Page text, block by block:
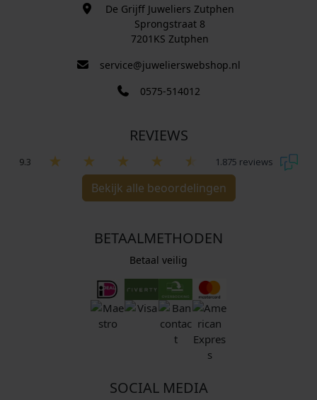
De Grijff Juweliers Zutphen
Sprongstraat 8
7201KS Zutphen
service@juwelierswebshop.nl
0575-514012
REVIEWS
9.3 1.875 reviews
Bekijk alle beoordelingen
BETAALMETHODEN
Betaal veilig
SOCIAL MEDIA